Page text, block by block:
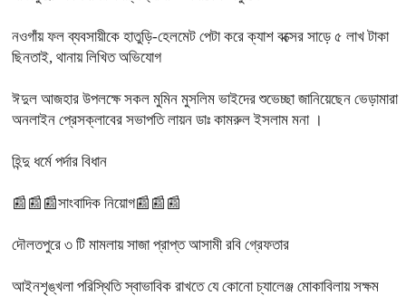
নওগাঁয় ফল ব্যবসায়ীকে হাতুড়ি-হেলমেট পেটা করে ক্যাশ বক্সের সাড়ে ৫ লাখ টাকা
ছিনতাই, থানায় লিখিত অভিযোগ
ঈদুল আজহার উপলক্ষে সকল মুমিন মুসলিম ভাইদের শুভেচ্ছা জানিয়েছেন ভেড়ামারা
অনলাইন প্রেসক্লাবের সভাপতি লায়ন ডাঃ কামরুল ইসলাম মনা ।
হিন্দু ধর্মে পর্দার বিধান
📰📰📰সাংবাদিক নিয়োগ📰📰📰
দৌলতপুরে ৩ টি মামলায় সাজা প্রাপ্ত আসামী রবি গ্রেফতার
আইনশৃঙ্খলা পরিস্থিতি স্বাভাবিক রাখতে যে কোনো চ্যালেঞ্জ মোকাবিলায় সক্ষম